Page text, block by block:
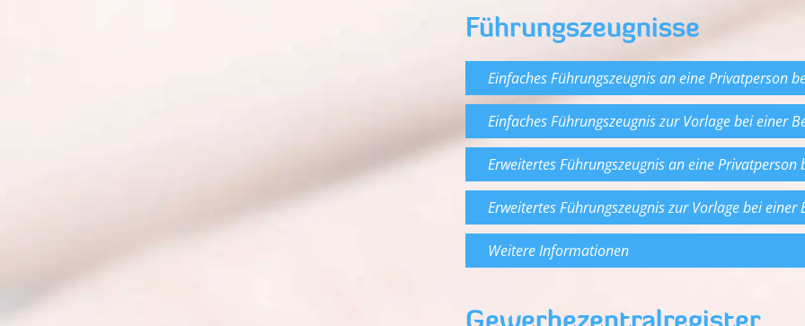
Führungszeugnisse
Einfaches Führungszeugnis an eine Privatperson
Einfaches Führungszeugnis zur Vorlage bei einer
Erweitertes Führungszeugnis an eine Privatperson
Erweitertes Führungszeugnis zur Vorlage bei
Weitere Informationen